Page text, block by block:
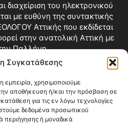
Συγκατάθεσης
χρησιμοποιούμε
αποθήκευση ή/και την πρόσβαση σε
για τις εν λόγω τεχνολογίες
δεδομένα προσωπικού
ή μοναδικά
διαχείριση του ηλεκτρονικού
με ευθύνη της συντακτικής
Αττικής που εκδίδεται
στην ανατολική Αττική με
Παλλήνη.
ΜΑΣ